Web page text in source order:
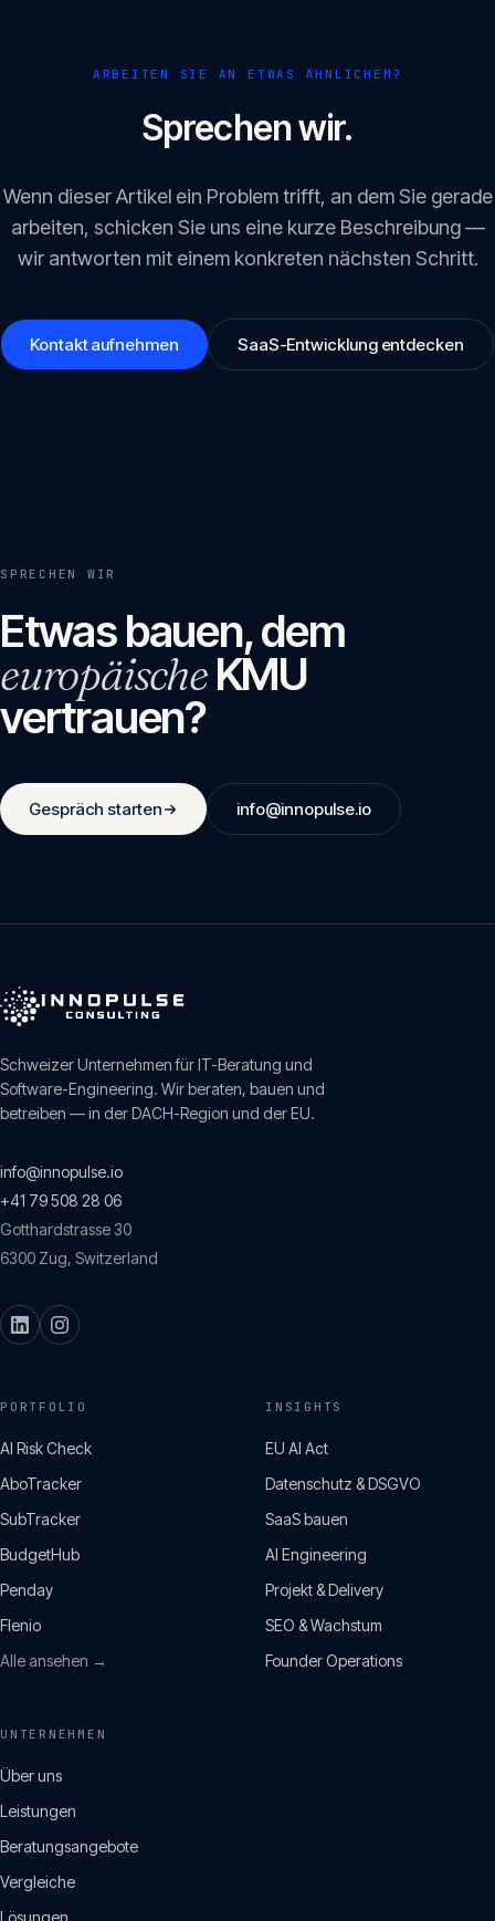
ARBEITEN SIE AN ETWAS ÄHNLICHEM?
Sprechen wir.
Wenn dieser Artikel ein Problem trifft, an dem Sie gerade
arbeiten, schicken Sie uns eine kurze Beschreibung —
wir antworten mit einem konkreten nächsten Schritt.
Kontakt aufnehmen SaaS-Entwicklung entdecken
SPRECHEN WIR
Etwas bauen, dem
europäischeKMU
vertrauen?
Gespräch starten info@innopulse.io
Schweizer Unternehmen für IT-Beratung und
Software-Engineering. Wir beraten, bauen und
betreiben — in der DACH-Region und der EU.
info@innopulse.io
+41 79 508 28 06
Gotthardstrasse 30
6300 Zug, Switzerland
PORTFOLIO
AI Risk Check
AboTracker
SubTracker
BudgetHub
Penday
Flenio
Alle ansehen →
INSIGHTS
EU AI Act
Datenschutz & DSGVO
SaaS bauen
AI Engineering
Projekt & Delivery
SEO & Wachstum
Founder Operations
UNTERNEHMEN
Über uns
Leistungen
Beratungsangebote
Vergleiche
Lösungen